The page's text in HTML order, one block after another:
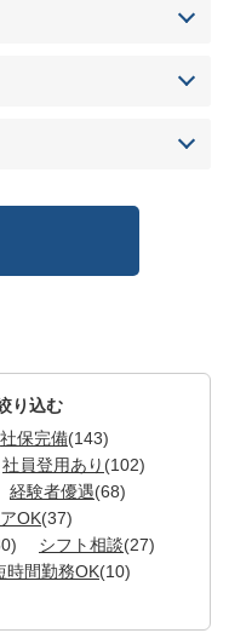
り込む
社保完備(143)
社員登用あり (102)
経験者優遇(68)
OK(37)
シフト相談(27)
時間勤務OK(10)